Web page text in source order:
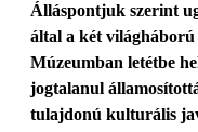
Álláspontjuk szerint
által a két
Múzeumban letétbe
jogtalanul
tulajdonú kulturális